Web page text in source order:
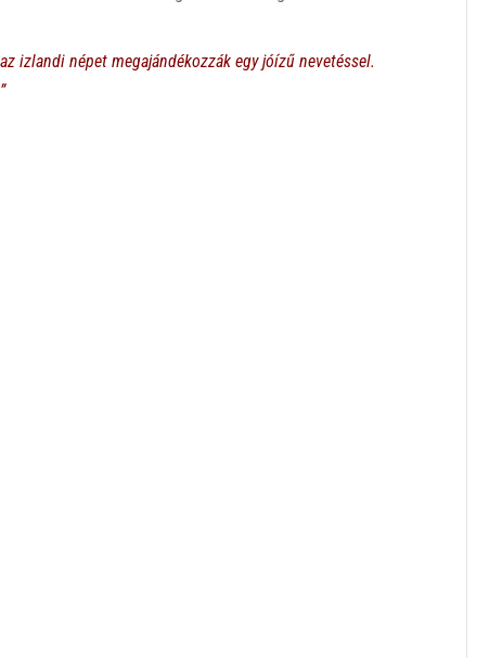
izlandi népet megajándékozzák egy jóízű nevetéssel.